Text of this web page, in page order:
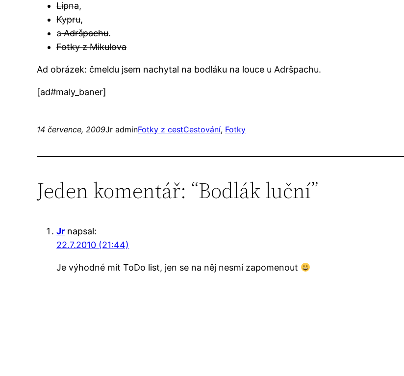
Lipna,
Kypru,
aAdršpachu.
Fotky z Mikulova
Ad obrázek: čmeldu jsem nachytal na bodláku na louce u Adršpachu.
[ad#maly_baner]
14 července, 2009Jr adminFotky z cestCestování, Fotky
Jeden komentář: “Bodlák luční”
Jr napsal:
22.7.2010 (21:44)
Je výhodné mít ToDo list, jen se na něj nesmí zapomenout